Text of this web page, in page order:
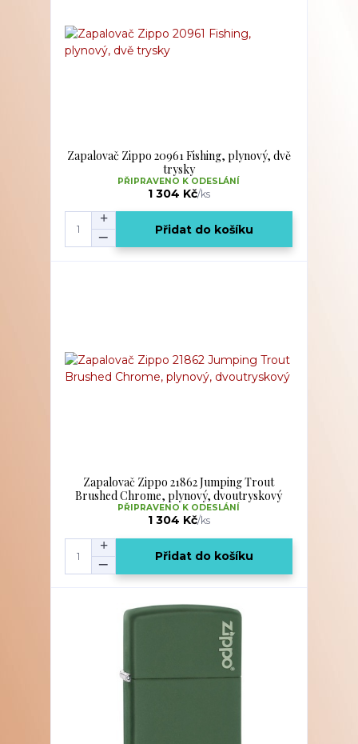
Zapalovač Zippo 20961 Fishing, plynový, dvě
trysky
1 304 Kč/ks
PŘIPRAVENO K ODESLÁNÍ
Přidat do košíku
Zapalovač Zippo 21862 Jumping Trout
Brushed Chrome, plynový, dvoutryskový
1 304 Kč/ks
PŘIPRAVENO K ODESLÁNÍ
Přidat do košíku